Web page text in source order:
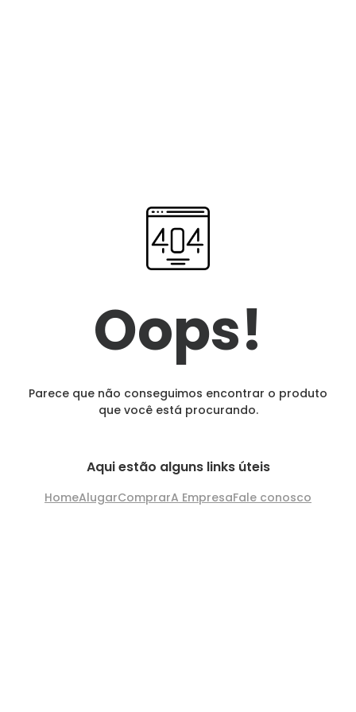
Oops!
Parece que não conseguimos encontrar o produto
que você está procurando.
Aqui estão alguns links úteis
HomeAlugarComprarA EmpresaFale conosco